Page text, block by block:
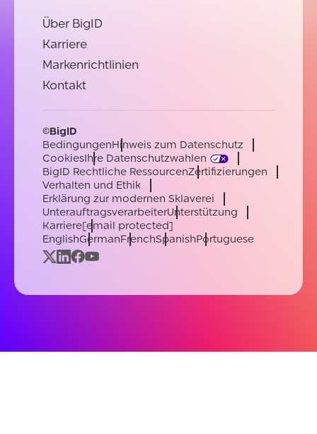
Über BigID
Karriere
Markenrichtlinien
Kontakt
©BigID
BedingungenHinweis zum Datenschutz
CookiesIhre Datenschutzwahlen
BigID Rechtliche RessourcenZertifizierungen
Verhalten und Ethik
Erklärung zur modernen Sklaverei
UnterauftragsverarbeiterUnterstützung
Karriere[email protected]
EnglishGermanFrenchSpanishPortuguese